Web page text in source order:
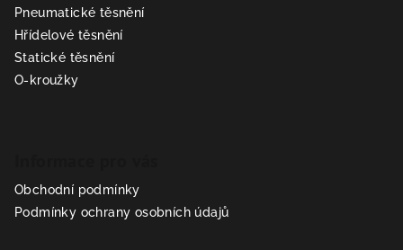
Pneumatické těsnění
Hřídelové těsnění
Statické těsnění
O-kroužky
Obchodní podmínky
Podmínky ochrany osobních údajů